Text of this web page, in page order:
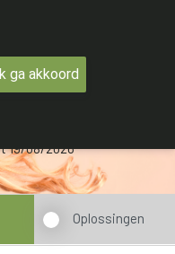
19/08/2026
Oplossingen
ga akkoord